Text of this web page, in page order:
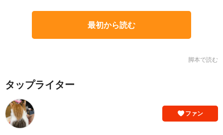
最初から読む
脚本で読む
タップライター
ファン